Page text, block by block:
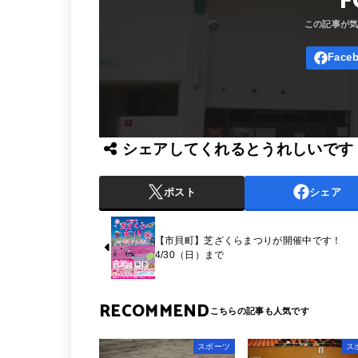
シェアしてくれるとうれしいです
ポスト シェア
【市貝町】芝ざくらまつりが開催中です！
4/30（日）まで
RECOMMEND
スポーツ ス